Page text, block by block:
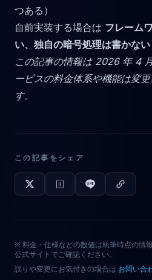
つある）
自前実装する場合は フレーム
い、独自の暗号処理は書かない
この記事の情報は 2026 年 4
ービスの料金体系や機能は変
す。
この記事をシェア
※ 料金・仕様などの数値は執筆時点の情
公式サイトでご確認ください。
誤りや変更にお気付きの場合は お問い合